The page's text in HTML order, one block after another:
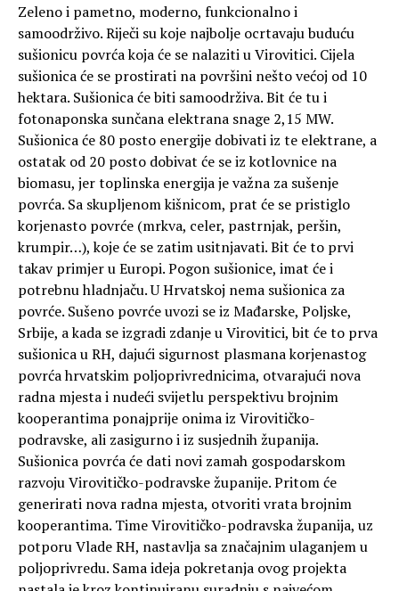
Zeleno i pametno, moderno, funkcionalno i
samoodrživo. Riječi su koje najbolje ocrtavaju buduću
sušionicu povrća koja će se nalaziti u Virovitici. Cijela
sušionica će se prostirati na površini nešto većoj od 10
hektara. Sušionica će biti samoodrživa. Bit će tu i
fotonaponska sunčana elektrana snage 2,15 MW.
Sušionica će 80 posto energije dobivati iz te elektrane, a
ostatak od 20 posto dobivat će se iz kotlovnice na
biomasu, jer toplinska energija je važna za sušenje
povrća. Sa skupljenom kišnicom, prat će se pristiglo
korjenasto povrće (mrkva, celer, pastrnjak, peršin,
krumpir…), koje će se zatim usitnjavati. Bit će to prvi
takav primjer u Europi. Pogon sušionice, imat će i
potrebnu hladnjaču. U Hrvatskoj nema sušionica za
povrće. Sušeno povrće uvozi se iz Mađarske, Poljske,
Srbije, a kada se izgradi zdanje u Virovitici, bit će to prva
sušionica u RH, dajući sigurnost plasmana korjenastog
povrća hrvatskim poljoprivrednicima, otvarajući nova
radna mjesta i nudeći svijetlu perspektivu brojnim
kooperantima ponajprije onima iz Virovitičko-
podravske, ali zasigurno i iz susjednih županija.
Sušionica povrća će dati novi zamah gospodarskom
razvoju Virovitičko-podravske županije. Pritom će
generirati nova radna mjesta, otvoriti vrata brojnim
kooperantima. Time Virovitičko-podravska županija, uz
potporu Vlade RH, nastavlja sa značajnim ulaganjem u
poljoprivredu. Sama ideja pokretanja ovog projekta